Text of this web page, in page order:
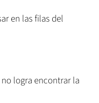
en las filas del
logra encontrar la